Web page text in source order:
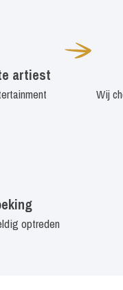
artiest
Wij
optreden